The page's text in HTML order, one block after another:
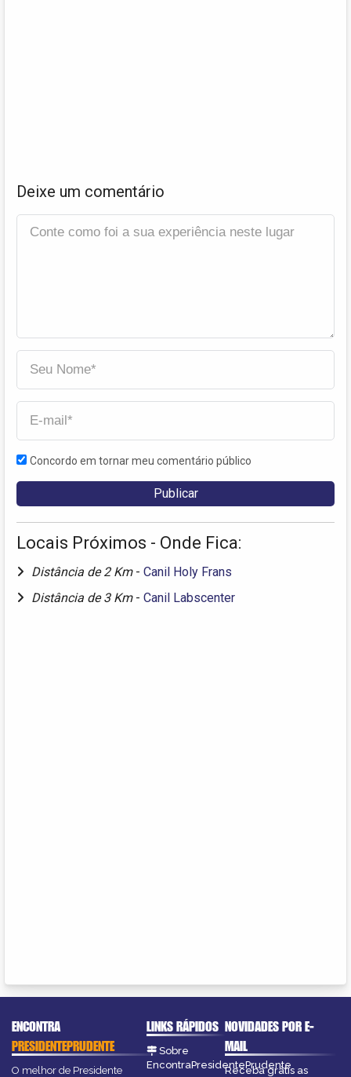
Deixe um comentário
Concordo em tornar meu comentário público
Locais Próximos - Onde Fica:
Distância de 2 Km - Canil Holy Frans
Distância de 3 Km - Canil Labscenter
ENCONTRA
PRESIDENTEPRUDENTE
O melhor de Presidente
LINKS RÁPIDOS
Sobre
EncontraPresidentePrudente
NOVIDADES POR E-
MAIL
Receba grátis as